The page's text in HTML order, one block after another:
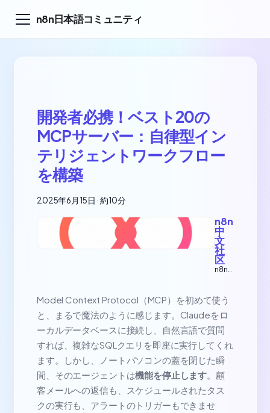
n8n日本語コミュニティ
開発者必携！ベスト20の
MCPサーバー：自律型イン
テリジェントワークフロー
を構築
2025年6月15日 ·約10分
n8n
中
文
社
区
n8n
作流
中文
教程
Model Context Protocol（MCP）を初めて使う
と、まるで魔法のように感じます。Claudeをロ
ーカルデータベースに接続し、自然言語で質問
すれば、複雑なSQLクエリを即座に実行してくれ
ます。しかし、ノートパソコンの蓋を閉じた瞬
間、そのエージェントは機能を停止します 。顧
客メールへの返信も、スケジュールされたタス
クの実行も、アラートのトリガーもできませ